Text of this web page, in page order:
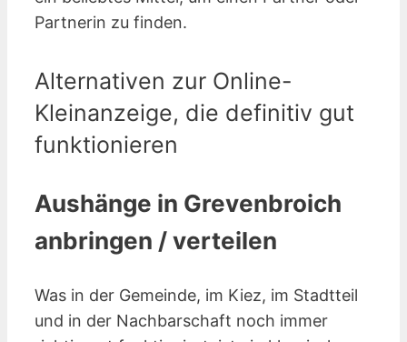
Partnerin zu finden.
Alternativen zur Online-
Kleinanzeige, die definitiv gut
funktionieren
Aushänge in Grevenbroich
anbringen / verteilen
Was in der Gemeinde, im Kiez, im Stadtteil
und in der Nachbarschaft noch immer